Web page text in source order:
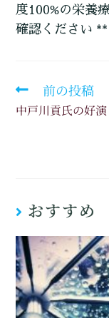
度100%の栄養
確認ください **
前の投稿
中戸川貢氏の好
おすすめ